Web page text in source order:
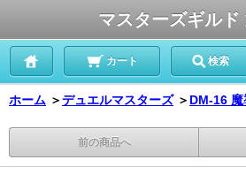
マスターズギルド
カート 検索
ホーム ＞デュエルマスターズ ＞ DM-16
前の商品へ